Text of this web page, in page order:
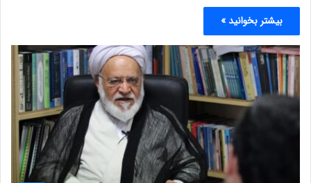
بیشتر بخوانید »